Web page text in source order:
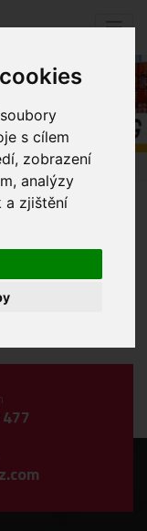
s cílem
zobrazení
analýzy
a zjištění